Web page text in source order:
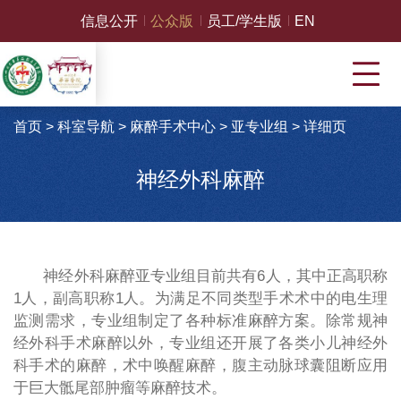
信息公开 公众版 员工/学生版 EN
首页 > 科室导航> 麻醉手术中心> 亚专业组 > 详细页
神经外科麻醉
神经外科麻醉亚专业组目前共有6人，其中正高职称
1人，副高职称1人。为满足不同类型手术术中的电生理
监测需求，专业组制定了各种标准麻醉方案。除常规神
经外科手术麻醉以外，专业组还开展了各类小儿神经外
科手术的麻醉，术中唤醒麻醉，腹主动脉球囊阻断应用
于巨大骶尾部肿瘤等麻醉技术。